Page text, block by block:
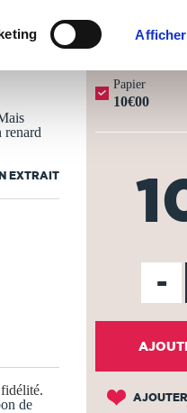
renard
EXTRAIT
.
de
Papier
10€00
-